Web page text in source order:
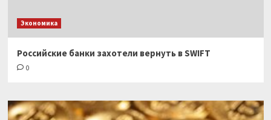
Экономика
Российские банки захотели вернуть в SWIFT
0